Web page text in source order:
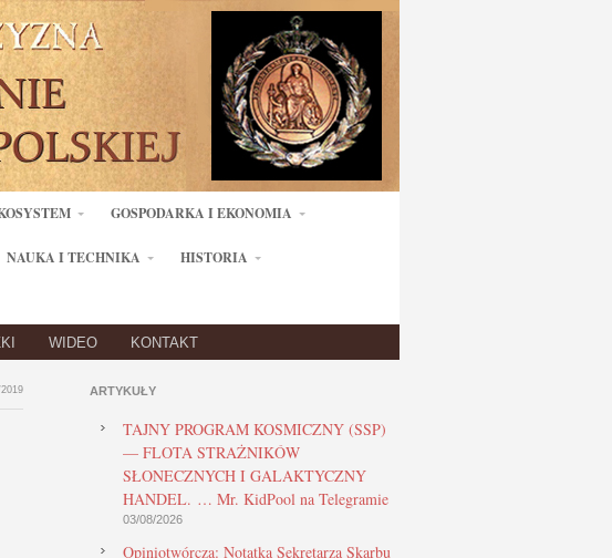
GOSPODARKA I EKONOMIA
NAUKA I TECHNIKA HISTORIA
WIDEO KONTAKT
ARTYKUŁY
TAJNY PROGRAM KOSMICZNY (SSP)
— FLOTA STRAŻNIKÓW
SŁONECZNYCH I GALAKTYCZNY
HANDEL. … Mr. KidPool na Telegramie
03/08/2026
Opiniotwórcza: Notatka Sekretarza Skarbu